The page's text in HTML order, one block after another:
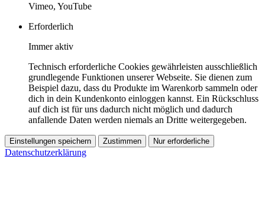
Vimeo, YouTube
Erforderlich
Immer aktiv
Technisch erforderliche Cookies gewährleisten ausschließlich
grundlegende Funktionen unserer Webseite. Sie dienen zum
Beispiel dazu, dass du Produkte im Warenkorb sammeln oder
dich in dein Kundenkonto einloggen kannst. Ein Rückschluss
auf dich ist für uns dadurch nicht möglich und dadurch
anfallende Daten werden niemals an Dritte weitergegeben.
Einstellungen speichern Zustimmen Nur erforderliche
Datenschutzerklärung